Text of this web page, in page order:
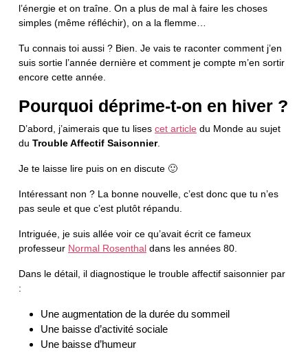
l’énergie et on traîne. On a plus de mal à faire les choses
simples (même réfléchir), on a la flemme…
Tu connais toi aussi ? Bien. Je vais te raconter comment j’en
suis sortie l’année dernière et comment je compte m’en sortir
encore cette année.
Pourquoi déprime-t-on en hiver ?
D’abord, j’aimerais que tu lises cet article du Monde au sujet
du Trouble Affectif Saisonnier.
Je te laisse lire puis on en discute 🙂
Intéressant non ? La bonne nouvelle, c’est donc que tu n’es
pas seule et que c’est plutôt répandu.
Intriguée, je suis allée voir ce qu’avait écrit ce fameux
professeur Normal Rosenthal dans les années 80.
Dans le détail, il diagnostique le trouble affectif saisonnier par
:
Une augmentation de la durée du sommeil
Une baisse d’activité sociale
Une baisse d’humeur